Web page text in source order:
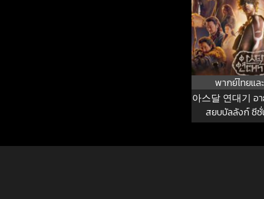
พากย์ไทยแล
아스달 연대기 อ
สยบบัลลังก์ ซีซั่